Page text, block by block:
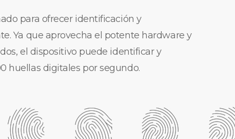
para ofrecer identificación y
Ya que aprovecha el potente hardware y
el dispositivo puede identificar y
huellas digitales por segundo.